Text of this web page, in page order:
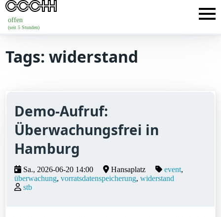
offen
(seit 5 Stunden)
Tags: widerstand
Demo-Aufruf:
Überwachungsfrei in
Hamburg
Sa., 2026-06-20 14:00 Hansaplatz
event
überwachung vorratsdatenspeicherung widerstand
stb